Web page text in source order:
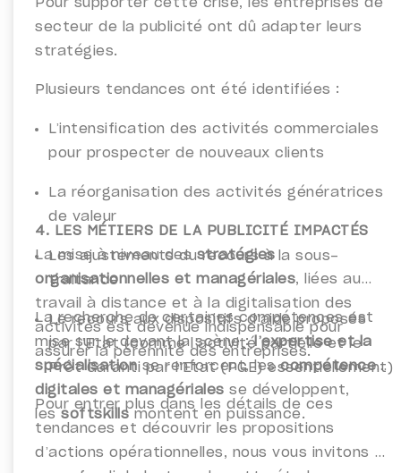
Pour supporter cette crise, les entreprises de
secteur de la publicité ont dû adapter leurs
stratégies.
Plusieurs tendances ont été identifiées :
L’intensification des activités commerciales
pour prospecter de nouveaux clients
La réorganisation des activités génératrices
de valeur
Les ajustements du recours à la sous-
traitance
Le recours aux dispositifs d’aide proposés
par l’Etat (comme l’activité partielle et le
Prêt Garanti par l’Etat (PGE) essentiellement)
4. LES MÉTIERS DE LA PUBLICITÉ IMPACTÉS
La mise à niveau desstratégies
organisationnelles et managériales, liées au
travail à distance et à la digitalisation des
activités est devenue indispensable pour
assurer la pérennité des entreprises.
La recherche de certaines compétences est
mise sur le devant la scène :l’expertise et la
spécialisationse renforcent, lescompétences
digitales et managériales se développent,
les softskills montent en puissance.
Pour entrer plus dans les détails de ces
tendances et découvrir les propositions
d’actions opérationnelles, nous vous invitons à